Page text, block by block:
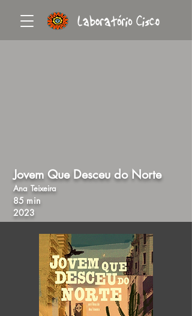
Jovem Que Desceu do Norte
Ana Teixeira
85 min
2023